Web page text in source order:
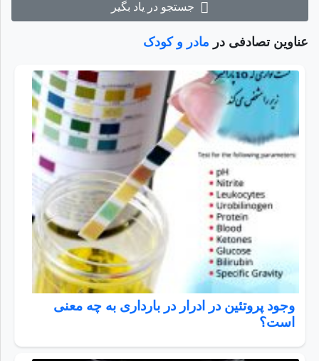
جستجو در یاد بگیر
عناوین تصادفی در مادر و کودک
وجود پروتئین در ادرار در بارداری به چه معنی
است؟